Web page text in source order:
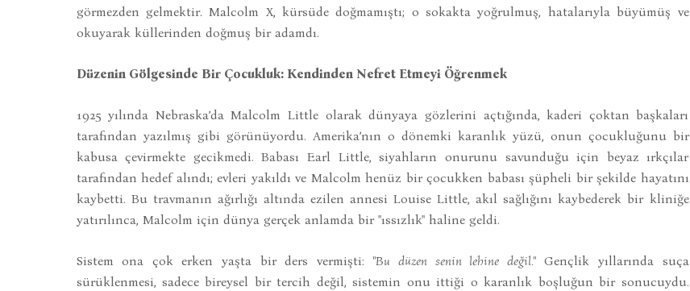
görmezden gelmektir. Malcolm X, kürsüde doğmamıştı; o sokakta yoğrulmuş, hatalarıyla büyümüş ve
okuyarak küllerinden doğmuş bir adamdı.
Düzenin Gölgesinde Bir Çocukluk: Kendinden Nefret Etmeyi Öğrenmek
1925 yılında Nebraska’da Malcolm Little olarak dünyaya gözlerini açtığında, kaderi çoktan başkaları
tarafından yazılmış gibi görünüyordu. Amerika’nın o dönemki karanlık yüzü, onun çocukluğunu bir
kabusa çevirmekte gecikmedi. Babası Earl Little, siyahların onurunu savunduğu için beyaz ırkçılar
tarafından hedef alındı; evleri yakıldı ve Malcolm henüz bir çocukken babası şüpheli bir şekilde hayatını
kaybetti. Bu travmanın ağırlığı altında ezilen annesi Louise Little, akıl sağlığını kaybederek bir kliniğe
yatırılınca, Malcolm için dünya gerçek anlamda bir "ıssızlık" haline geldi.
Sistem ona çok erken yaşta bir ders vermişti: "Bu düzen senin lehine değil."Gençlik yıllarında suça
sürüklenmesi, sadece bireysel bir tercih değil, sistemin onu ittiği o karanlık boşluğun bir sonucuydu.